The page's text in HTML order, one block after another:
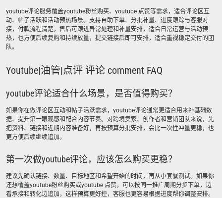
youtube评论服务覆盖youtube粉丝购买、youtube 点赞等需求，适合评论区互
动、帖子活跃和活动预热场景。支持自助下单、分批补量、进度跟踪与客服对
接，付款流程清楚，售后可跟进异常处理和补量安排，适合日常运营与活动预
热，也方便后续复购和持续放量，提交链接后即可安排，适合重视稳定交付的团
队。
Youtube|油管|点评 评论 comment FAQ
youtube评论适合什么场景，是否值得购买？
如果你在做评论区互动和帖子活跃需求，youtube评论通常更适合用来补基础数
据、提升第一眼观感和配合内容节奏。对跨境卖家、创作者和营销团队来说，先
把资料、链接和近期内容准备好，再按预算分批安排，会比一次性冲量更稳，也
更方便后续继续追加。
第一次做youtube评论，应该怎么购买更稳？
建议先确认链接、数量、目标地区和希望开始的时间，再从小套餐测试。如果你
还想覆盖youtube粉丝购买或youtube 点赞，可以按同一推广周期分步下单，边
看承接和转化边追加，这样预算更好控，客服也更容易根据进度帮你调整安排。